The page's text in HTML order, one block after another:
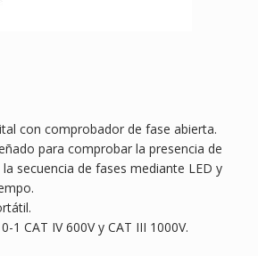
con comprobador de fase abierta.
para comprobar la presencia de
secuencia de fases mediante LED y
1 CAT IV 600V y CAT III 1000V.